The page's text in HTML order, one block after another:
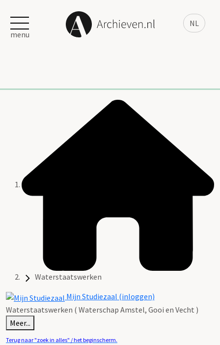
NL
menu
Waterstaatswerken
Mijn Studiezaal (inloggen)
Waterstaatswerken ( Waterschap Amstel, Gooi en Vecht )
Meer...
Terug naar "zoek in alles" / het beginscherm.